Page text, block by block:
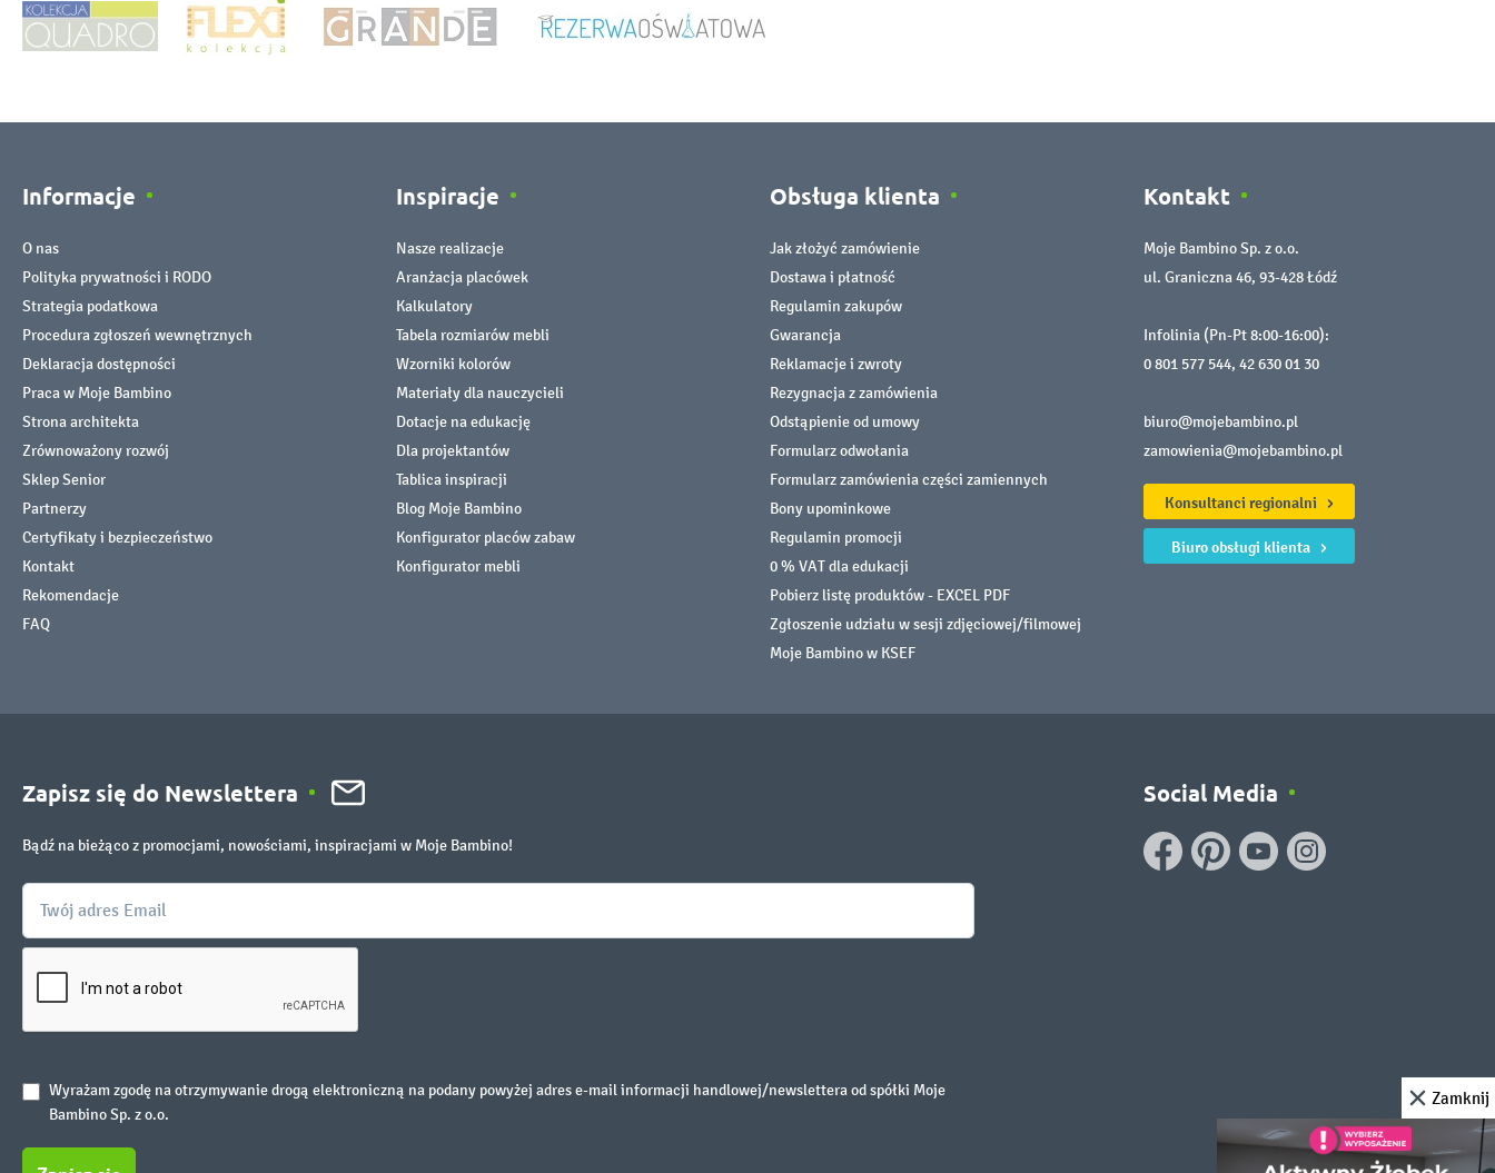
Informacje
O nas
Polityka prywatności i RODO
Strategia podatkowa
Procedura zgłoszeń wewnętrznych
Deklaracja dostępności
Praca w Moje Bambino
Strona architekta
Zrównoważony rozwój
Sklep Senior
Partnerzy
Certyfikaty i bezpieczeństwo
Kontakt
Rekomendacje
FAQ
Inspiracje
Nasze realizacje
Aranżacja placówek
Kalkulatory
Tabela rozmiarów mebli
Wzorniki kolorów
Materiały dla nauczycieli
Dotacje na edukację
Dla projektantów
Tablica inspiracji
Blog Moje Bambino
Konfigurator placów zabaw
Konfigurator mebli
Obsługa klienta
Jak złożyć zamówienie
Dostawa i płatność
Regulamin zakupów
Gwarancja
Reklamacje i zwroty
Rezygnacja z zamówienia
Odstąpienie od umowy
Formularz odwołania
Formularz zamówienia części zamiennych
Bony upominkowe
Regulamin promocji
0 % VAT dla edukacji
Pobierz listę produktów - EXCEL PDF
Zgłoszenie udziału w sesji zdjęciowej/filmowej
Moje Bambino w KSEF
Kontakt
Moje Bambino Sp. z o.o.
ul. Graniczna 46, 93-428 Łódź
Infolinia (Pn-Pt 8:00-16:00):
0 801 577 544, 42 630 01 30
biuro@mojebambino.pl
zamowienia@mojebambino.pl
Konsultanci regionalni
Biuro obsługi klienta
Zapisz się do Newslettera
Bądź na bieżąco z promocjami, nowościami, inspiracjami w Moje Bambino!
Wyrażam zgodę na otrzymywanie drogą elektroniczną na podany powyżej adres e-mail informacji handlowej/newslettera od spółki Moje
Bambino Sp. z o.o.
Social Media
Zamknij